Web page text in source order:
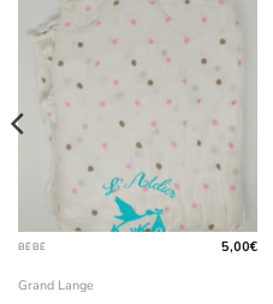
BÉBÉ
Grand Lange
5,00€